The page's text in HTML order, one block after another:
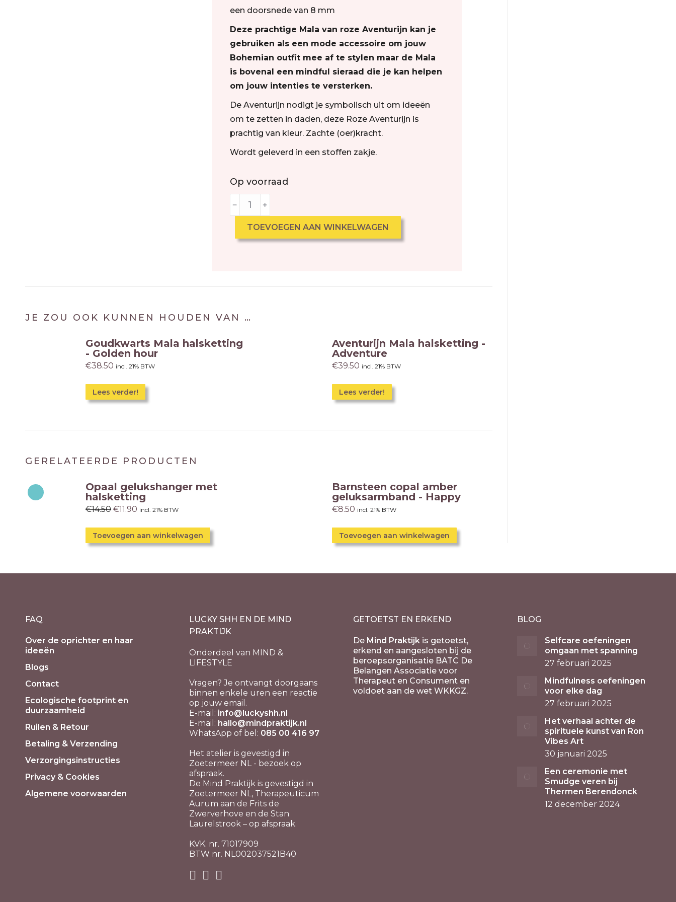
een doorsnede van 8 mm
Deze prachtige Mala van roze Aventurijn kan je
gebruiken als een mode accessoire om jouw
Bohemian outfit mee af te stylen maar de Mala
is bovenal een mindful sieraad die je kan helpen
om jouw intenties te versterken.
De Aventurijn nodigt je symbolisch uit om ideeën
om te zetten in daden, deze Roze Aventurijn is
prachtig van kleur. Zachte (oer)kracht.
Wordt geleverd in een stoffen zakje.
Op voorraad
﹣ ﹢
TOEVOEGEN AAN WINKELWAGEN
JE ZOU OOK KUNNEN HOUDEN VAN …
Goudkwarts Mala halsketting
- Golden hour
€38.50 incl. 21% BTW
Lees verder!
Aventurijn Mala halsketting -
Adventure
€39.50 incl. 21% BTW
Lees verder!
GERELATEERDE PRODUCTEN
Opaal gelukshanger met
halsketting
€14.50 €11.90 incl. 21% BTW
Toevoegen aan winkelwagen
Barnsteen copal amber
geluksarmband - Happy
€8.50 incl. 21% BTW
Toevoegen aan winkelwagen
FAQ
Over de oprichter en haar
ideeën
Blogs
Contact
Ecologische footprint en
duurzaamheid
Ruilen & Retour
Betaling & Verzending
Verzorgingsinstructies
Privacy & Cookies
Algemene voorwaarden
LUCKY SHH EN DE MIND
PRAKTIJK
Onderdeel van MIND &
LIFESTYLE
Vragen? Je ontvangt doorgaans
binnen enkele uren een reactie
op jouw email.
E-mail: info@luckyshh.nl
E-mail: hallo@mindpraktijk.nl
WhatsApp of bel: 085 00 416 97
Het atelier is gevestigd in
Zoetermeer NL - bezoek op
afspraak.
De Mind Praktijk is gevestigd in
Zoetermeer NL, Therapeuticum
Aurum aan de Frits de
Zwerverhove en de Stan
Laurelstrook – op afspraak.
KVK. nr. 71017909
BTW nr. NL002037521B40
GETOETST EN ERKEND
De Mind Praktijk is getoetst,
erkend en aangesloten bij de
beroepsorganisatie BATC De
Belangen Associatie voor
Therapeut en Consument en
voldoet aan de wet WKKGZ.
BLOG
Selfcare oefeningen
omgaan met spanning
27 februari 2025
Mindfulness oefeningen
voor elke dag
27 februari 2025
Het verhaal achter de
spirituele kunst van Ron
Vibes Art
30 januari 2025
Een ceremonie met
Smudge veren bij
Thermen Berendonck
12 december 2024